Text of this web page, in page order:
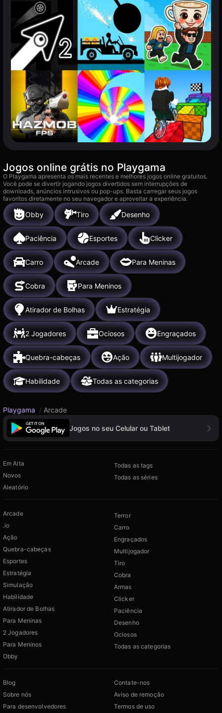
Jogos online grátis no Playgama
O Playgama apresenta os mais recentes e melhores jogos online gratuitos.
Você pode se divertir jogando jogos divertidos sem interrupções de
downloads, anúncios intrusivos ou pop-ups. Basta carregar seus jogos
favoritos diretamente no seu navegador e aproveitar a experiência.
Obby Tiro Desenho
Paciência Esportes Clicker
Carro Arcade Para Meninas
Cobra Para Meninos
Atirador de Bolhas Estratégia
2 Jogadores Ociosos Engraçados
Quebra-cabeças Ação Multijogador
Habilidade Todas as categorias
Playgama / Arcade
Jogos no seu Celular ou Tablet
Em Alta
Novos
Aleatório
Todas as tags
Todas as séries
Arcade
.io
Ação
Quebra-cabeças
Esportes
Estratégia
Simulação
Habilidade
Atirador de Bolhas
Para Meninas
2 Jogadores
Para Meninos
Obby
Terror
Carro
Engraçados
Multijogador
Tiro
Cobra
Armas
Clicker
Paciência
Desenho
Ociosos
Todas as categorias
Blog
Sobre nós
Para desenvolvedores
Contate-nos
Aviso de remoção
Termos de uso